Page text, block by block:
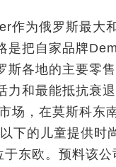
作为俄罗斯最大
是把自家品牌
斯各地的主要零
力和最能抵抗衰
场，在莫斯科东
下的儿童提供时
东欧。预料该